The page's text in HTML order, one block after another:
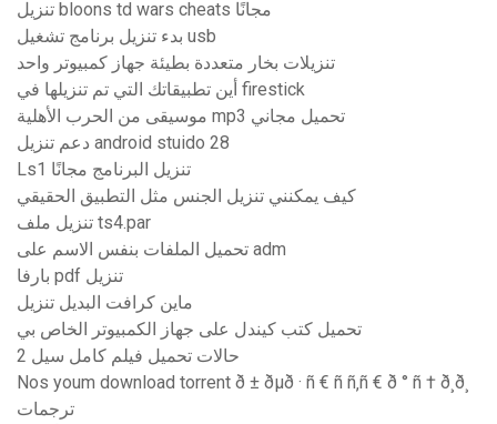
تنزيل bloons td wars cheats مجانًا
بدء تنزيل برنامج تشغيل usb
تنزيلات بخار متعددة بطيئة جهاز كمبيوتر واحد
أين تطبيقاتك التي تم تنزيلها في firestick
موسيقى من الحرب الأهلية mp3 تحميل مجاني
دعم تنزيل android stuido 28
Ls1 تنزيل البرنامج مجانًا
كيف يمكنني تنزيل الجنس مثل التطبيق الحقيقي
تنزيل ملف ts4.par
تحميل الملفات بنفس الاسم على adm
بارفا pdf تنزيل
ماين كرافت البديل تنزيل
تحميل كتب كيندل على جهاز الكمبيوتر الخاص بي
2 حالات تحميل فيلم كامل سيل
Nos youm download torrent ð ± ðµð · ñ € ñ ñ‚ñ € ð ° ñ † ð¸ð¸
ترجمات